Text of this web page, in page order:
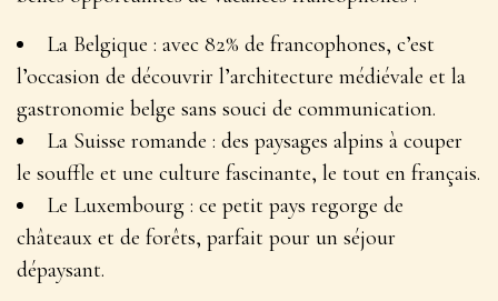
La Belgique : avec 82% de francophones, c’est
l’occasion de découvrir l’architecture médiévale et la
gastronomie belge sans souci de communication.
La Suisse romande : des paysages alpins à couper
le souffle et une culture fascinante, le tout en français.
Le Luxembourg : ce petit pays regorge de
châteaux et de forêts, parfait pour un séjour
dépaysant.